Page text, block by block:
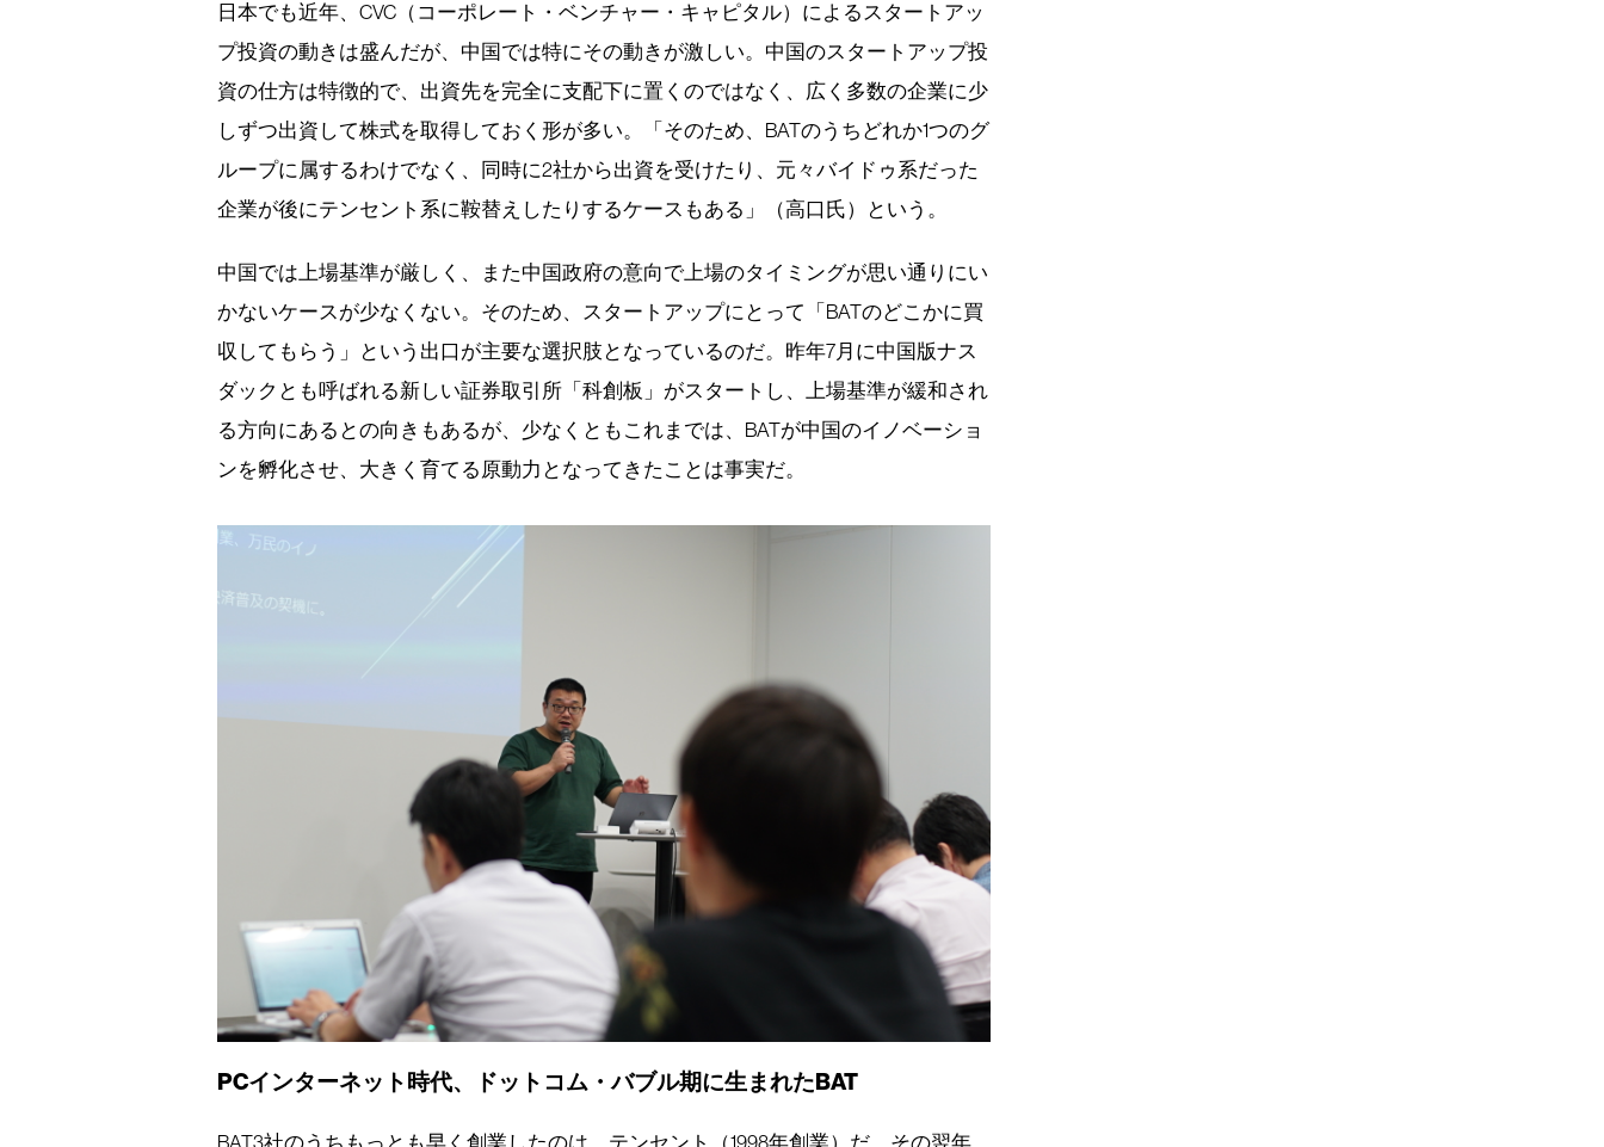
日本でも近年、CVC（コーポレート・ベンチャー・キャピタル）によるスタートアッ
プ投資の動きは盛んだが、中国では特にその動きが激しい。中国のスタートアップ投
資の仕方は特徴的で、出資先を完全に支配下に置くのではなく、広く多数の企業に少
しずつ出資して株式を取得しておく形が多い。「そのため、BATのうちどれか1つのグ
ループに属するわけでなく、同時に2社から出資を受けたり、元々バイドゥ系だった
企業が後にテンセント系に鞍替えしたりするケースもある」（高口氏）という。
中国では上場基準が厳しく、また中国政府の意向で上場のタイミングが思い通りにい
かないケースが少なくない。そのため、スタートアップにとって「BATのどこかに買
収してもらう」という出口が主要な選択肢となっているのだ。昨年7月に中国版ナス
ダックとも呼ばれる新しい証券取引所「科創板」がスタートし、上場基準が緩和され
る方向にあるとの向きもあるが、少なくともこれまでは、BATが中国のイノベーショ
ンを孵化させ、大きく育てる原動力となってきたことは事実だ。
PCインターネット時代、ドットコム・バブル期に生まれたBAT